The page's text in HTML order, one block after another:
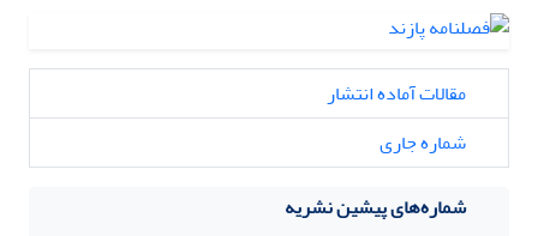
مقالات آماده انتشار
شماره جاری
شماره‌های پیشین نشریه